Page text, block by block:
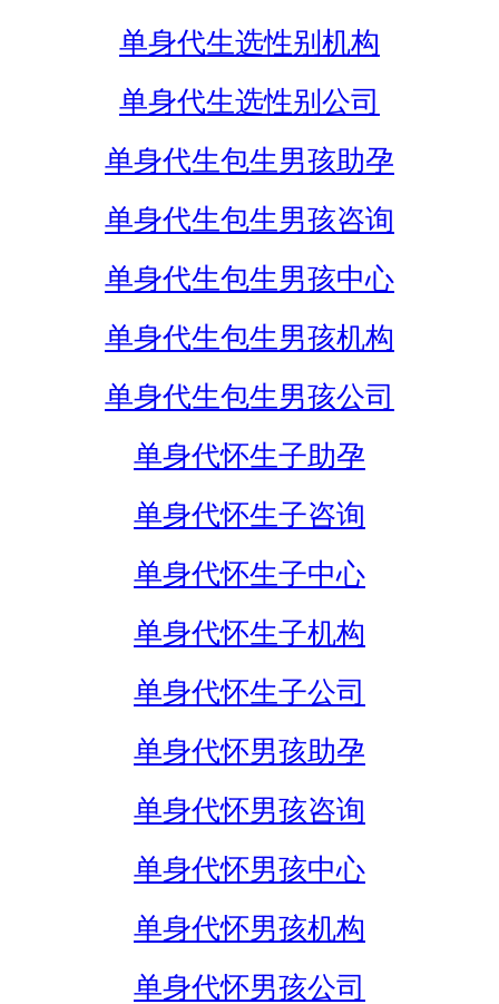
单身代生选性别机构
单身代生选性别公司
单身代生包生男孩助孕
单身代生包生男孩咨询
单身代生包生男孩中心
单身代生包生男孩机构
单身代生包生男孩公司
单身代怀生子助孕
单身代怀生子咨询
单身代怀生子中心
单身代怀生子机构
单身代怀生子公司
单身代怀男孩助孕
单身代怀男孩咨询
单身代怀男孩中心
单身代怀男孩机构
单身代怀男孩公司